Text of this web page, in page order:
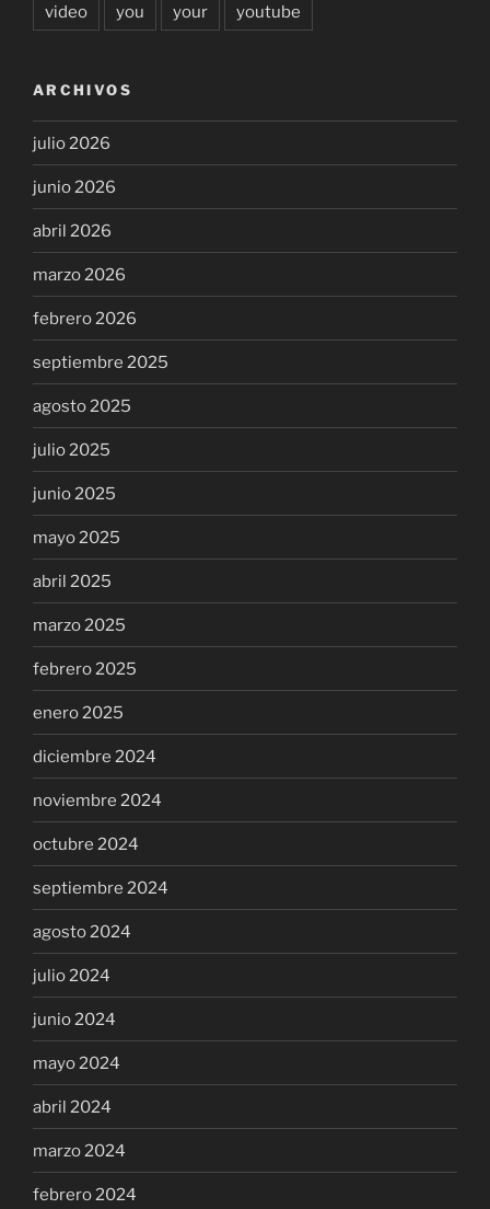
video you your youtube
ARCHIVOS
julio 2026
junio 2026
abril 2026
marzo 2026
febrero 2026
septiembre 2025
agosto 2025
julio 2025
junio 2025
mayo 2025
abril 2025
marzo 2025
febrero 2025
enero 2025
diciembre 2024
noviembre 2024
octubre 2024
septiembre 2024
agosto 2024
julio 2024
junio 2024
mayo 2024
abril 2024
marzo 2024
febrero 2024